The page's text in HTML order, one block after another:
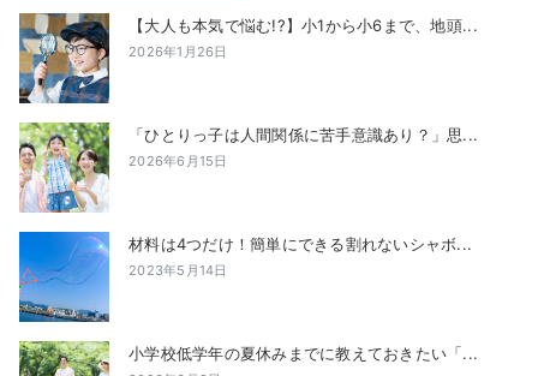
【大人も本気で悩む!?】小1から小6まで、地頭...
2026年1月26日
「ひとりっ子は人間関係に苦手意識あり？」思...
2026年6月15日
材料は4つだけ！簡単にできる割れないシャボ...
2023年5月14日
小学校低学年の夏休みまでに教えておきたい「...